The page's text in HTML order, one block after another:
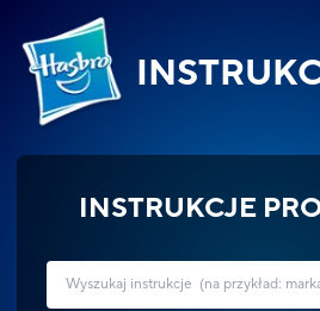
INSTRUKCJE